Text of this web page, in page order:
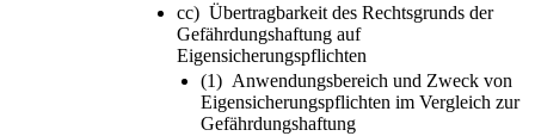
cc) Übertragbarkeit des Rechtsgrunds der
Gefährdungshaftung auf
Eigensicherungspflichten
(1) Anwendungsbereich und Zweck von
Eigensicherungspflichten im Vergleich zur
Gefährdungshaftung